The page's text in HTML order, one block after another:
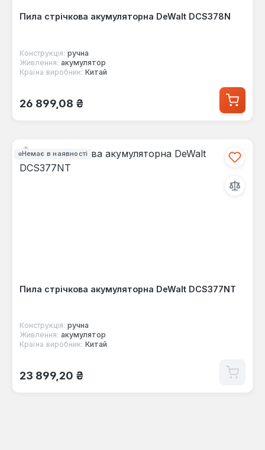
Пила стрічкова акумуляторна DeWalt DCS378N
Конструкція: ручна
Живлення: акумулятор
Країна виробник: Китай
Звичайна ціна:
26 899,08 ₴
Немає в наявності
Пила стрічкова акумуляторна DeWalt DCS377NT
Конструкція: ручна
Живлення: акумулятор
Країна виробник: Китай
Звичайна ціна:
23 899,20 ₴